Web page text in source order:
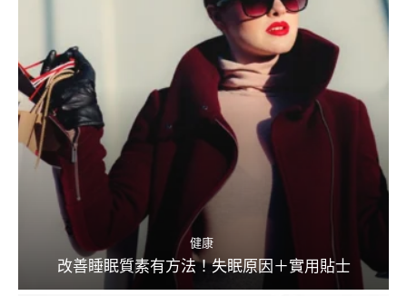
健康
改善睡眠質素有方法！失眠原因＋實用貼士